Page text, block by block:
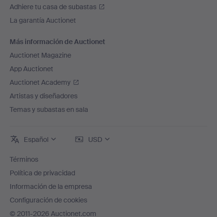
Adhiere tu casa de subastas
La garantía Auctionet
Más información de Auctionet
Auctionet Magazine
App Auctionet
Auctionet Academy
Artistas y diseñadores
Temas y subastas en sala
Español USD
Términos
Política de privacidad
Información de la empresa
Configuración de cookies
© 2011-2026 Auctionet.com